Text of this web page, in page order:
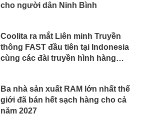
cho người dân Ninh Bình
Coolita ra mắt Liên minh Truyền
thông FAST đầu tiên tại Indonesia
cùng các đài truyền hình hàng
Ba nhà sản xuất RAM lớn nhất thế
giới đã bán hết sạch hàng cho cả
năm 2027